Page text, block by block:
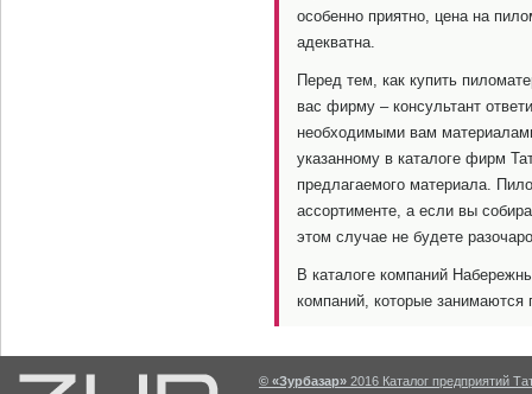
особенно приятно, цена на
адекватна.
Перед тем, как купить
вас фирму – консультант
необходимыми вам
указанному в каталоге фирм
предлагаемого материала.
ассортименте, а если вы
этом случае не будете
В каталоге компаний
компаний, которые занимаются
© «Зурбазар» 2016 Каталог предприятий